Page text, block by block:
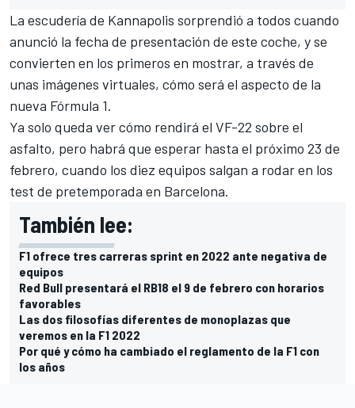
La escudería de Kannapolis sorprendió a todos cuando
anunció la fecha de presentación de este coche, y se
convierten en los primeros en mostrar, a través de
unas imágenes virtuales, cómo será el aspecto de la
nueva Fórmula 1.
Ya solo queda ver cómo rendirá el VF-22 sobre el
asfalto, pero habrá que esperar hasta el próximo 23 de
febrero, cuando los diez equipos salgan a rodar en los
test de pretemporada en Barcelona.
También lee:
F1 ofrece tres carreras sprint en 2022 ante negativa de
equipos
Red Bull presentará el RB18 el 9 de febrero con horarios
favorables
Las dos filosofías diferentes de monoplazas que
veremos en la F1 2022
Por qué y cómo ha cambiado el reglamento de la F1 con
los años